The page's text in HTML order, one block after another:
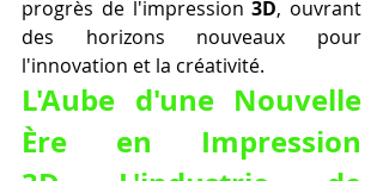
progrès de l'impression 3D, ouvrant
des horizons nouveaux pour
l'innovation et la créativité.
L'Aube d'une Nouvelle
Ère en Impression